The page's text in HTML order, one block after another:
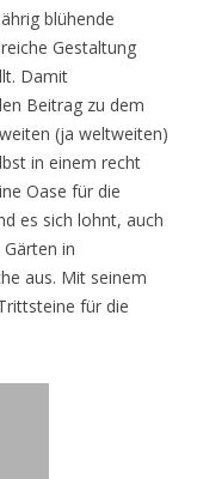
blühende
Gestaltung
Damit
Beitrag zu dem
(ja weltweiten)
in einem recht
Oase für die
es sich lohnt, auch
in
aus. Mit seinem
für die